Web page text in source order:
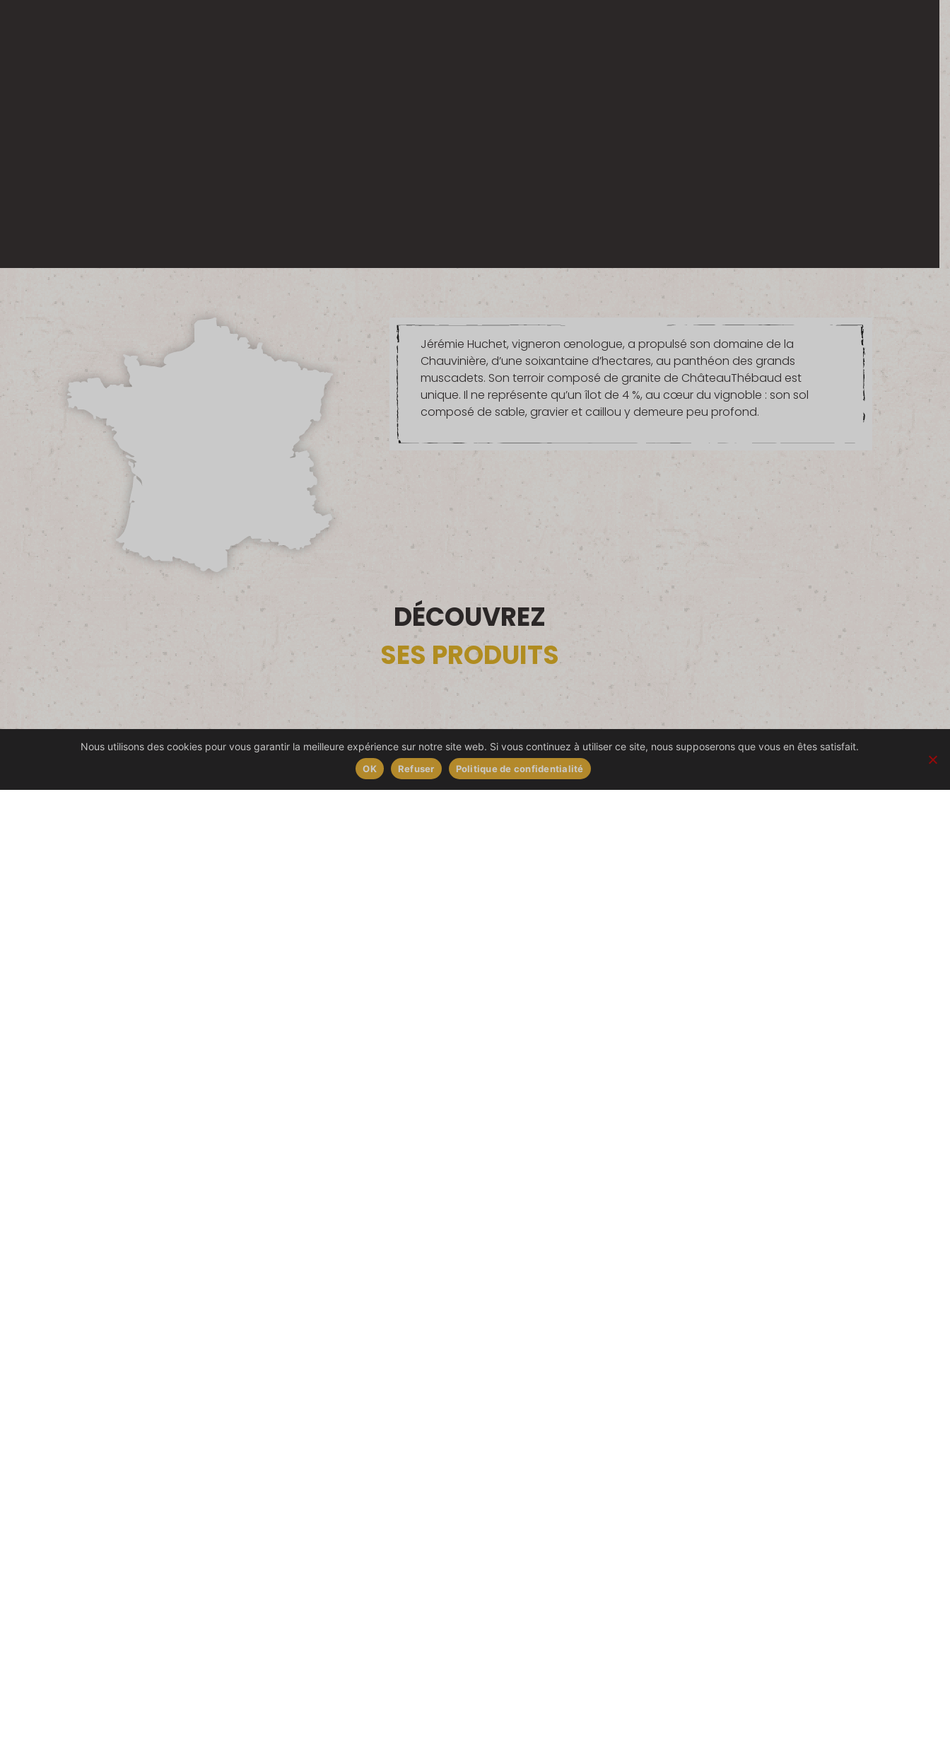
Jérémie Huchet, vigneron œnologue, a propulsé son domaine de la
Chauvinière, d’une soixantaine d’hectares, au panthéon des grands
muscadets. Son terroir composé de granite de ChâteauThébaud est
unique. Il ne représente qu’un îlot de 4 %, au cœur du vignoble : son sol
composé de sable, gravier et caillou y demeure peu profond.
DÉCOUVREZ
SES PRODUITS
Nous utilisons des cookies pour vous garantir la meilleure expérience sur notre site web. Si vous continuez à utiliser ce site, nous supposerons que vous en êtes satisfait.
OK Refuser Politique de confidentialité